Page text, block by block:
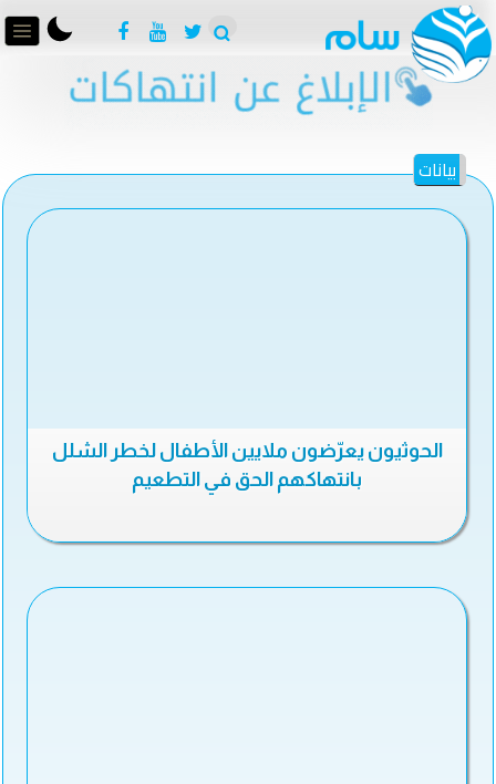
بيانات
الحوثيون يعرّضون ملايين الأطفال لخطر الشلل
بانتهاكهم الحق في التطعيم